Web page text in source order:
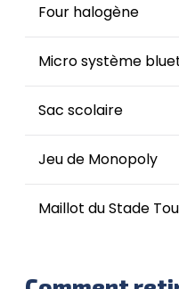
Four halogène
Micro système
Sac scolaire
Jeu de Monopoly
Maillot du Stade